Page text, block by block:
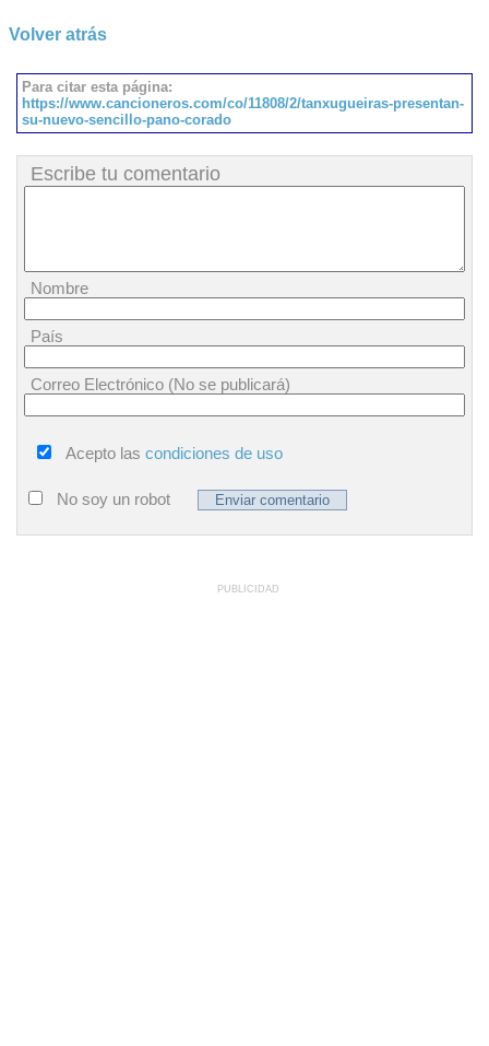
Volver atrás
Para citar esta página:
https://www.cancioneros.com/co/11808/2/tanxugueiras-presentan-
su-nuevo-sencillo-pano-corado
Escribe tu comentario
Nombre
País
Correo Electrónico (No se publicará)
Acepto las condiciones de uso
No soy un robot
PUBLICIDAD